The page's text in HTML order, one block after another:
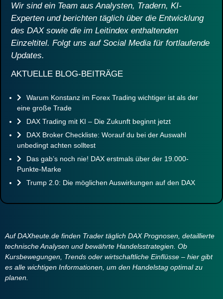
Wir sind ein Team aus Analysten, Tradern, KI-
Experten und berichten täglich über die Entwicklung
des DAX sowie die im Leitindex enthaltenden
Einzeltitel. Folgt uns auf Social Media für fortlaufende
Updates.
AKTUELLE BLOG-BEITRÄGE
Warum Konstanz im Forex Trading wichtiger ist als der
eine große Trade
DAX Trading mit KI – Die Zukunft beginnt jetzt
DAX Broker Checkliste: Worauf du bei der Auswahl
unbedingt achten solltest
Das gab’s noch nie! DAX erstmals über der 19.000-
Punkte-Marke
Trump 2.0: Die möglichen Auswirkungen auf den DAX
Auf DAXheute.de finden Trader täglich DAX Prognosen, detaillierte
technische Analysen und bewährte Handelsstrategien. Ob
Kursbewegungen, Trends oder wirtschaftliche Einflüsse – hier gibt
es alle wichtigen Informationen, um den Handelstag optimal zu
planen.